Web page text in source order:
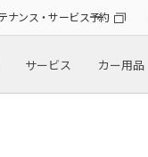
ナンス・サービス予約
サービス カー用品